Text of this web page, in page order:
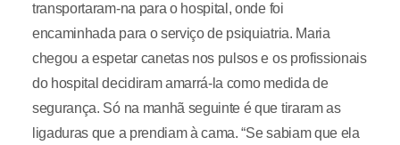
transportaram-na para o hospital, onde foi
encaminhada para o serviço de psiquiatria. Maria
chegou a espetar canetas nos pulsos e os profissionais
do hospital decidiram amarrá-la como medida de
segurança. Só na manhã seguinte é que tiraram as
ligaduras que a prendiam à cama. “Se sabiam que ela